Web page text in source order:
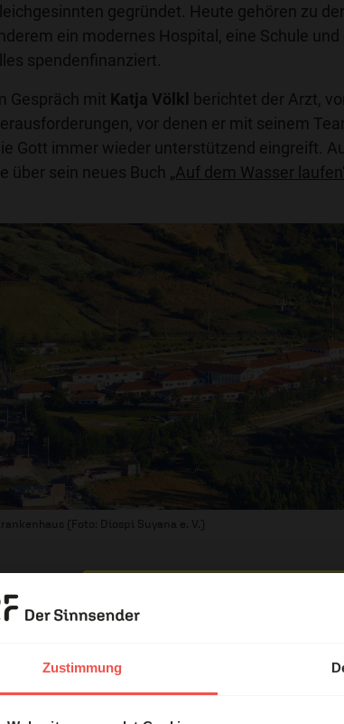
Zustimmung
gegründet. Heute gehören zu
ein modernes Hospital, eine Schule und
spendenfinanziert.
Gespräch mit Katja Völkl berichtet der Arzt,
vor denen er mit seinem
Gott immer wieder unterstützend eingreift.
über sein neues Buch „Auf dem Wasser
(Foto: Diospi Suyana e. V.)
Erzähl mal!
Das erleben unsere Hörerinnen
und Hörer mit Gott ...